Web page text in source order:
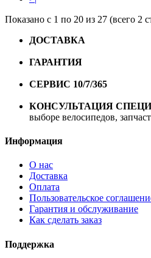
Показано с 1 по 20 из 27 (всего 2
ДОСТАВКА
ГАРАНТИЯ
СЕРВИС 10/7/365
КОНСУЛЬТАЦИЯ
выборе велосипедов,
Информация
О нас
Доставка
Оплата
Пользовательское
Гарантия и обслуживание
Как сделать заказ
Поддержка